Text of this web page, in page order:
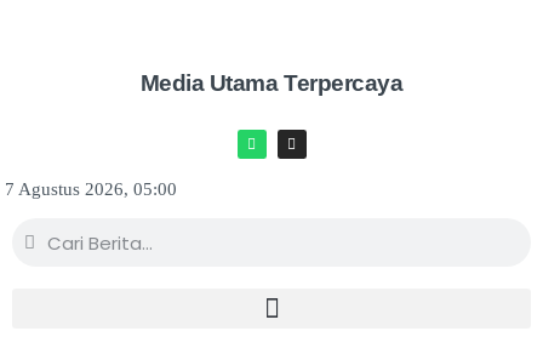
Media Utama Terpercaya
7 Agustus 2026, 05:00